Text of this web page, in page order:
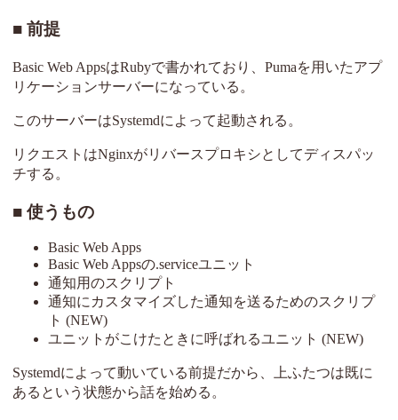
前提
Basic Web AppsはRubyで書かれており、Pumaを用いたアプ
リケーションサーバーになっている。
このサーバーはSystemdによって起動される。
リクエストはNginxがリバースプロキシとしてディスパッ
チする。
使うもの
Basic Web Apps
Basic Web Appsの.serviceユニット
通知用のスクリプト
通知にカスタマイズした通知を送るためのスクリプ
ト (NEW)
ユニットがこけたときに呼ばれるユニット (NEW)
Systemdによって動いている前提だから、上ふたつは既に
あるという状態から話を始める。